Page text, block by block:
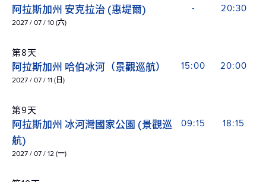
阿拉斯加州 安克拉治 (惠堤爾)
2027 / 07 / 10 (六)
- 20:30
第8天
阿拉斯加州 哈伯冰河（景觀巡航）
2027 / 07 / 11 (日)
15:00 20:00
第9天
阿拉斯加州 冰河灣國家公園 (景觀巡
航)
2027 / 07 / 12 (一)
09:15 18:15